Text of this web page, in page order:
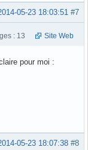
#7
05-23 18:03:51
: 13 Site Web
pour moi :
#8
05-23 18:07:38